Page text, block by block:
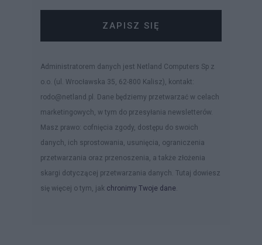
ZAPISZ SIĘ
Administratorem danych jest Netland Computers Sp z
o.o. (ul. Wrocławska 35, 62-800 Kalisz), kontakt:
rodo@netland.pl. Dane będziemy przetwarzać w celach
marketingowych, w tym do przesyłania newsletterów.
Masz prawo: cofnięcia zgody, dostępu do swoich
danych, ich sprostowania, usunięcia, ograniczenia
przetwarzania oraz przenoszenia, a także złożenia
skargi dotyczącej przetwarzania danych. Tutaj dowiesz
się więcej o tym, jak chronimy Twoje dane.